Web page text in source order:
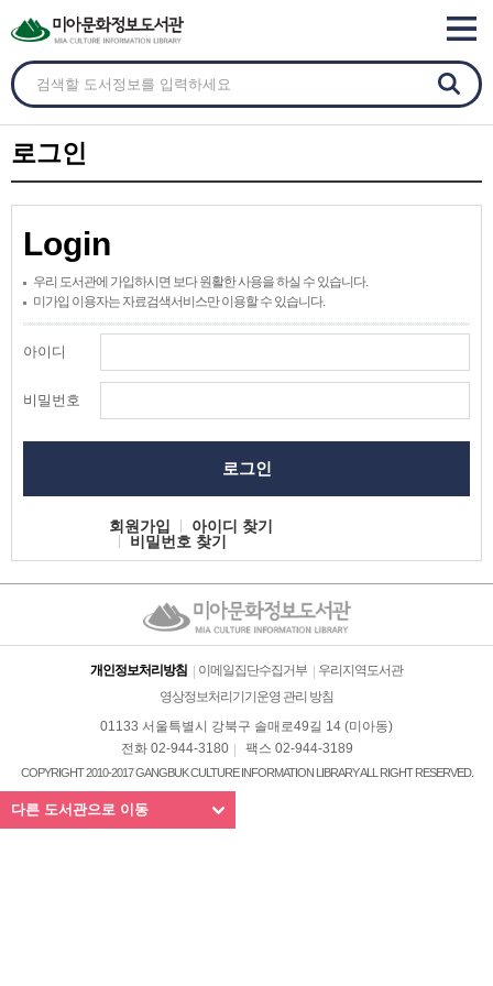
로그인
Login
우리 도서관에 가입하시면 보다 원활한 사용을 하실 수 있습니다.
미가입 이용자는 자료검색서비스만 이용할 수 있습니다.
아이디
비밀번호
로그인
회원가입
아이디 찾기
비밀번호 찾기
개인정보처리방침 이메일집단수집거부
우리지역도서관
영상정보처리기기운영 관리 방침
01133 서울특별시 강북구 솔매로49길 14 (미아동)
전화 02-944-3180
팩스 02-944-3189
COPYRIGHT 2010-2017 GANGBUK CULTURE INFORMATION LIBRARY ALL RIGHT RESERVED.